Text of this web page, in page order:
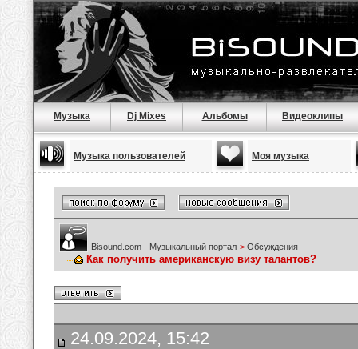
Музыка Dj Mixes Альбомы Видеоклипы
Музыка пользователей Моя музыка
Bisound.com - Музыкальный портал > Обсуждения
Как получить американскую визу талантов?
24.09.2024, 15:42